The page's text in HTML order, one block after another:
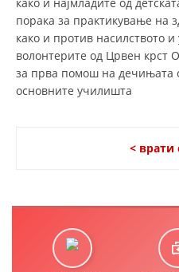
MЕЃУНАРОДНО
ПРОМОЦИЈА НА
порака за практикување на
како и против насилството
волонтерите од Црвен крст
за прва помош на дечињата
основните училишта
< врати